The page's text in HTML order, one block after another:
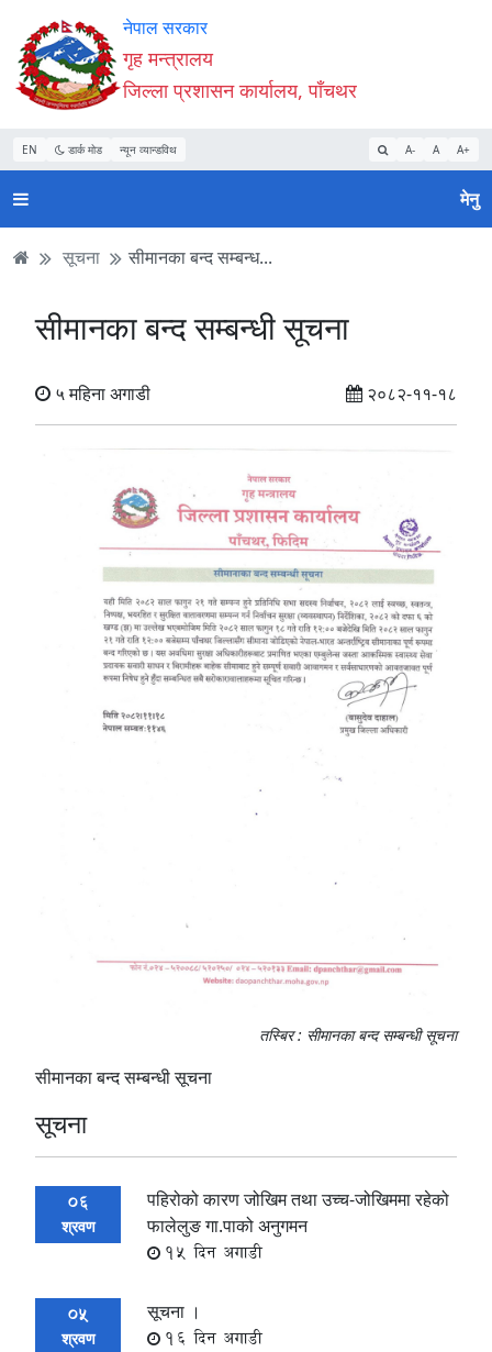
Accessibility
Mode
सुरु
गर्नुहोस्
सामाग्री
पढ्नुहाेस्
नेभिगेसन
पढ्नुहाेस्
वेबसाइट
खोजमा
जानुहोस्
नेपाल सरकार
गृह मन्त्रालय
जिल्ला प्रशासन कार्यालय, पाँचथर
EN डार्क मोड न्यून व्यान्डविथ A- A A+
मेनु
सूचना सीमानका बन्द सम्बन्ध...
सीमानका बन्द सम्बन्धी सूचना
५ महिना अगाडी २०८२-११-१८
तस्बिर : सीमानका बन्द सम्बन्धी सूचना
सीमानका बन्द सम्बन्धी सूचना
सूचना
06
श्रवण
पहिरोको कारण जोखिम तथा उच्च-जोखिममा रहेको
फालेलुङ गा.पाको अनुगमन
15 दिन अगाडी
05
श्रवण
सूचना ।
16 दिन अगाडी